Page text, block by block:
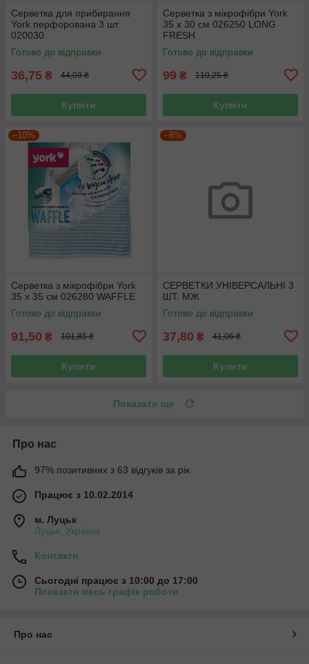
Серветка для прибирання
York перфорована 3 шт
020030
Готово до відправки
36,75 ₴ 44,03 ₴
Купити
Серветка з мікрофібри York
35 х 30 см 026250 LONG
FRESH
Готово до відправки
99 ₴ 110,25 ₴
Купити
–10%
Серветка з мікрофібри York
35 х 35 см 026280 WAFFLE
Готово до відправки
91,50 ₴ 101,85 ₴
Купити
–8%
СЕРВЕТКИ УНІВЕРСАЛЬНІ 3
ШТ. МЖ
Готово до відправки
37,80 ₴ 41,06 ₴
Купити
Показати ще
Про нас
97% позитивних з 63 відгуків за рік
Працює з 10.02.2014
м. Луцьк
Луцьк, Україна
Контакти
Сьогодні працює з 10:00 до 17:00
Показати весь графік роботи
Про нас